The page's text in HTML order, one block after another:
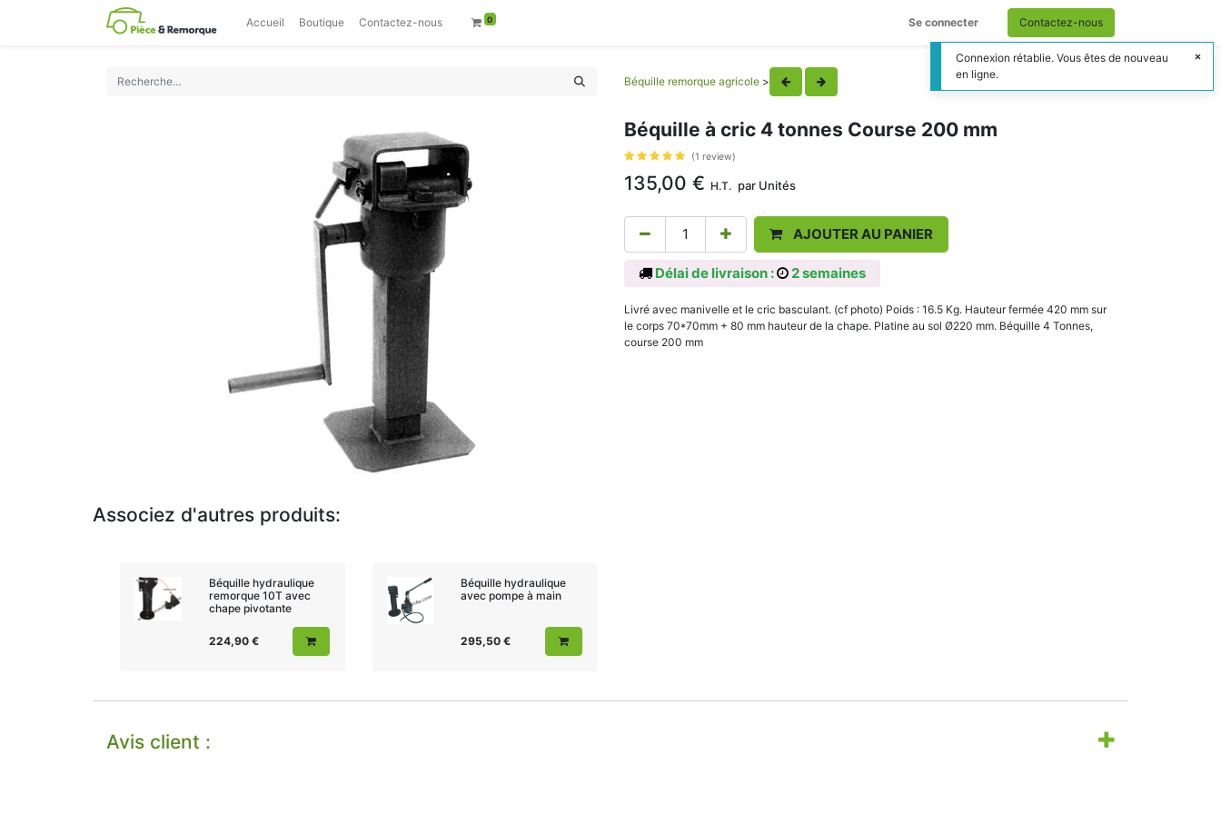
Accueil Boutique Contactez-nous 0 Se connecter Contactez-nous
Béquille remorque agricole >
Béquille à cric 4 tonnes Course 200 mm
(1 review)
135,00 € H.T. par Unités
AJOUTER AU PANIER
Délai de livraison : 2 semaines
Livré avec manivelle et le cric basculant. (cf photo) Poids : 16.5 Kg. Hauteur fermée 420 mm sur
le corps 70*70mm + 80 mm hauteur de la chape. Platine au sol Ø220 mm. Béquille 4 Tonnes,
course 200 mm
Associez d'autres produits:
Béquille hydraulique
remorque 10T avec
chape pivotante
224,90€
Béquille hydraulique
avec pompe à main
295,50 €
Avis client :
Connexion rétablie. Vous êtes de nouveau
en ligne.